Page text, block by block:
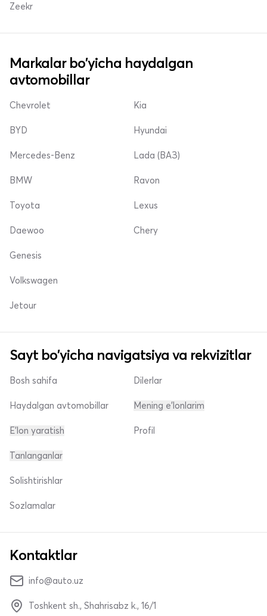
Zeekr
Markalar bo'yicha haydalgan
avtomobillar
Chevrolet
BYD
Mercedes-Benz
Kia
Hyundai
Lada (ВАЗ)
BMW
Toyota
Daewoo
Ravon
Lexus
Chery
Genesis
Volkswagen
Jetour
Sayt bo'yicha navigatsiya va rekvizitlar
Bosh sahifa
Haydalgan avtomobillar
E'lon yaratish
Dilerlar
Mening e'lonlarim
Profil
Tanlanganlar
Solishtirishlar
Sozlamalar
Kontaktlar
info@auto.uz
Toshkent sh., Shahrisabz k., 16/1